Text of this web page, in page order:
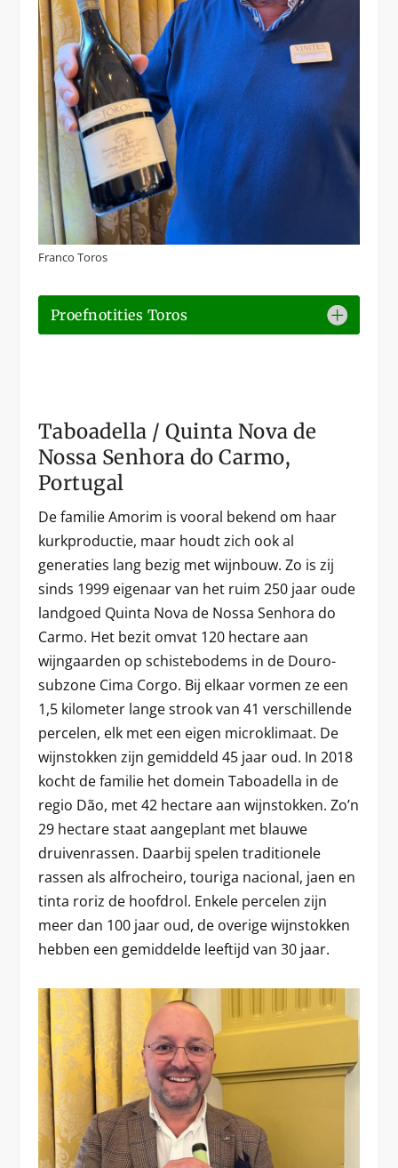
Franco Toros
Proefnotities Toros
Taboadella / Quinta Nova de
Nossa Senhora do Carmo,
Portugal
De familie Amorim is vooral bekend om haar
kurkproductie, maar houdt zich ook al
generaties lang bezig met wijnbouw. Zo is zij
sinds 1999 eigenaar van het ruim 250 jaar oude
landgoed Quinta Nova de Nossa Senhora do
Carmo. Het bezit omvat 120 hectare aan
wijngaarden op schistebodems in de Douro-
subzone Cima Corgo. Bij elkaar vormen ze een
1,5 kilometer lange strook van 41 verschillende
percelen, elk met een eigen microklimaat. De
wijnstokken zijn gemiddeld 45 jaar oud. In 2018
kocht de familie het domein Taboadella in de
regio Dão, met 42 hectare aan wijnstokken. Zo’n
29 hectare staat aangeplant met blauwe
druivenrassen. Daarbij spelen traditionele
rassen als alfrocheiro, touriga nacional, jaen en
tinta roriz de hoofdrol. Enkele percelen zijn
meer dan 100 jaar oud, de overige wijnstokken
hebben een gemiddelde leeftijd van 30 jaar.